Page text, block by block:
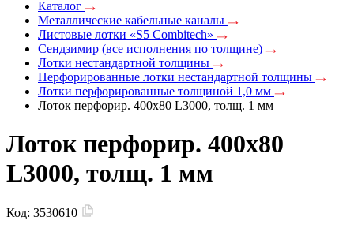
Каталог
Металлические кабельные каналы
Листовые лотки «S5 Combitech»
Сендзимир (все исполнения по толщине)
Лотки нестандартной толщины
Перфорированные лотки нестандартной толщины
Лотки перфорированные толщиной 1,0 мм
Лоток перфорир. 400х80 L3000, толщ. 1 мм
Лоток перфорир. 400х80
L3000, толщ. 1 мм
Код: 3530610